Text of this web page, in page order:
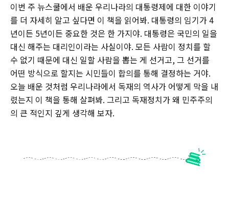
이번 주 뉴스쿨에서 배운 우리나라의 대통령제에 대한 이야기
를 더 자세히 알고 싶다면 이 책을 읽어봐. 대통령의 임기가 4
년이든 5년이든 중요한 것은 한 가지야. 대통령은 국민의 일을
대신 해주는 대리인이라는 사실이야. 모든 사람이 정치를 할
수 없기 때문에 대신 일할 사람을 뽑는 게 선거고, 그 선거를
어떤 방식으로 할지는 시민들이 합의를 통해 결정하는 거야.
오늘 배운 것처럼 우리나라에서 독재의 역사가 어떻게 막을 내
렸는지 이 책을 통해 살펴봐. 그리고 독재정치가 왜 민주주의
의 큰 적인지 깊게 생각해 보자.